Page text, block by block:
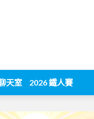
天室 2026 鐵人賽